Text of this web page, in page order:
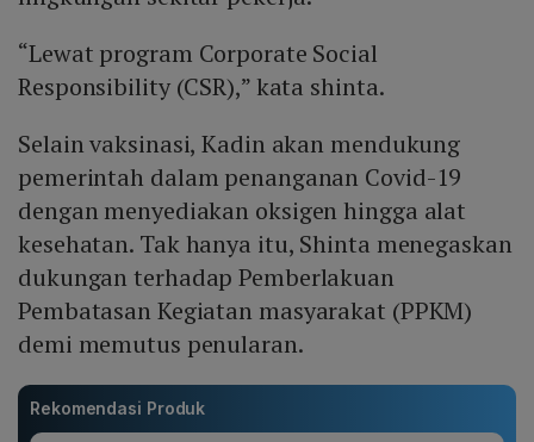
“Lewat program Corporate Social
Responsibility (CSR),” kata shinta.
Selain vaksinasi, Kadin akan mendukung
pemerintah dalam penanganan Covid-19
dengan menyediakan oksigen hingga alat
kesehatan. Tak hanya itu, Shinta menegaskan
dukungan terhadap Pemberlakuan
Pembatasan Kegiatan masyarakat (PPKM)
demi memutus penularan.
Rekomendasi Produk